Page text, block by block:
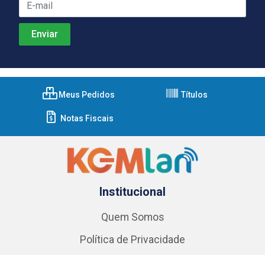
Meus Pedidos Títulos
Notas Fiscais
Institucional
Quem Somos
Política de Privacidade